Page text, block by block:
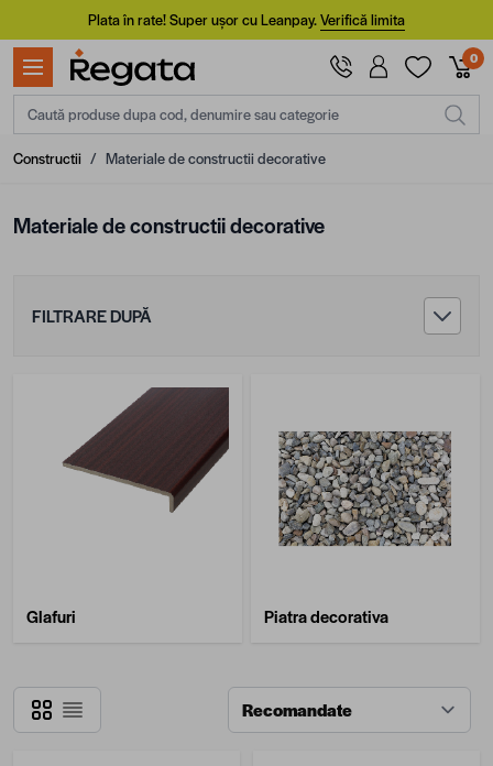
Mergi la ConținutPlata în rate! Super ușor cu Leanpay.Verifică limita
0
Caută produse dupa cod, denumire sau categorie
Constructii / Materiale de constructii decorative
Materiale de constructii decorative
FILTRARE DUPĂ
Glafuri Piatra decorativa
Grilă
Listă